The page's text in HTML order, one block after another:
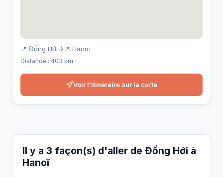
📍 Đồng Hới→ 📍 Hanoï
Distance : 403 km
Voir l'itinéraire sur la carte
Il y a 3 façon(s) d'aller de Đồng Hới à
Hanoï